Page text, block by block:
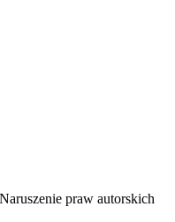
Naruszenie praw autorskich